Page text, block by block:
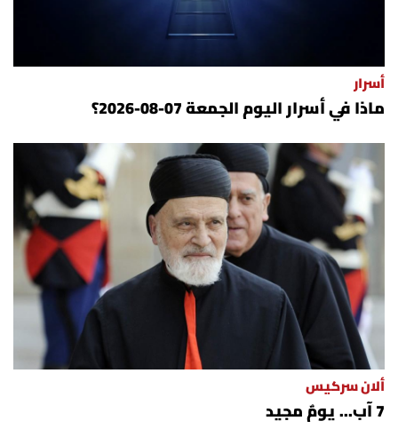
أسرار
ماذا في أسرار اليوم الجمعة 07-08-2026؟
ألان سركيس
7 آب... يومٌ مجيد